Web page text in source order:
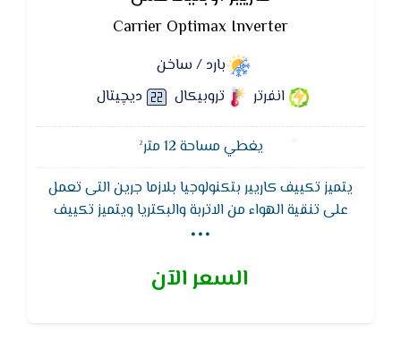
Carrier Optimax Inverter
بارد / ساخن
انفرتر
تروبيكال ديچيتال
يغطي مساحة 12 متر²
يتميز تكييف كاريير بتكنولوجيا بلازما جرين التى تعمل
على تنقية الهواء من الاتربة والبكتريا ويتميز تكييف
كاريير وظيفة التنظيف الذاتى لجهاز التكييف لتجفيف
والبكتيريا
...
السعر الآن